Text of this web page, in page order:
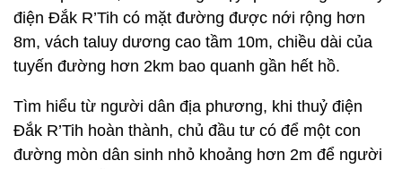
điện Đắk R’Tih có mặt đường được nới rộng hơn
8m, vách taluy dương cao tầm 10m, chiều dài của
tuyến đường hơn 2km bao quanh gần hết hồ.
Tìm hiểu từ người dân địa phương, khi thuỷ điện
Đắk R’Tih hoàn thành, chủ đầu tư có để một con
đường mòn dân sinh nhỏ khoảng hơn 2m để người